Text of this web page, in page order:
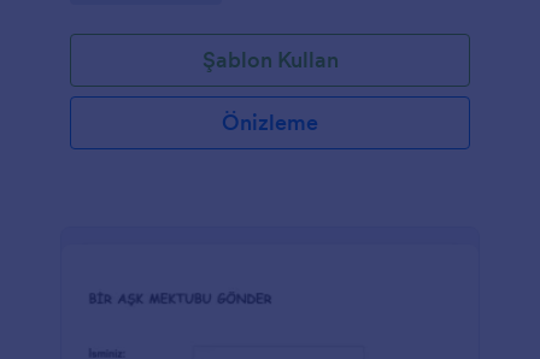
Şablon Kullan
Önizleme